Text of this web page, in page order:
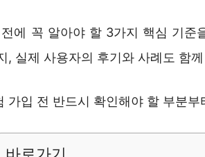
에 꼭 알아야 할 3가지 핵심 기준
, 실제 사용자의 후기와 사례도 함
가입 전 반드시 확인해야 할 부분부
바로가기